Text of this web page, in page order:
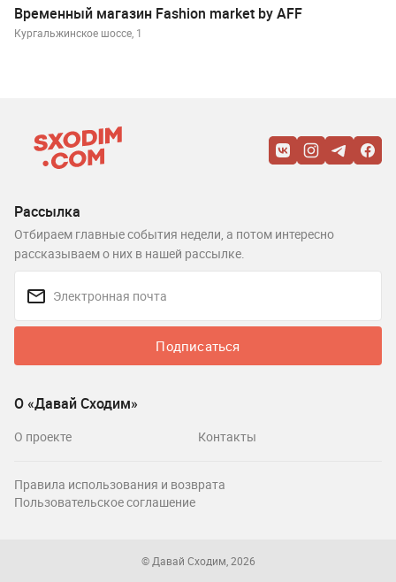
Временный магазин Fashion market by AFF
Кургальжинское шоссе, 1
Рассылка
Отбираем главные события недели, а потом интересно
рассказываем о них в нашей рассылке.
Подписаться
О «Давай Сходим»
О проекте Контакты
Правила использования и возврата
Пользовательское соглашение
© Давай Сходим, 2026